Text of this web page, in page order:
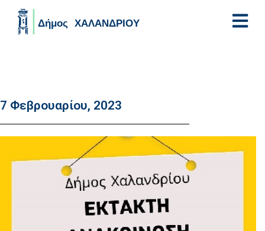
7 Φεβρουαρίου, 2023